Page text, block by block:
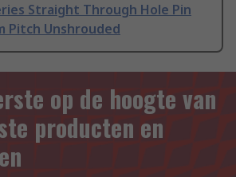
Straight Through Hole Pin
Pitch Unshrouded
op de hoogte van
producten en